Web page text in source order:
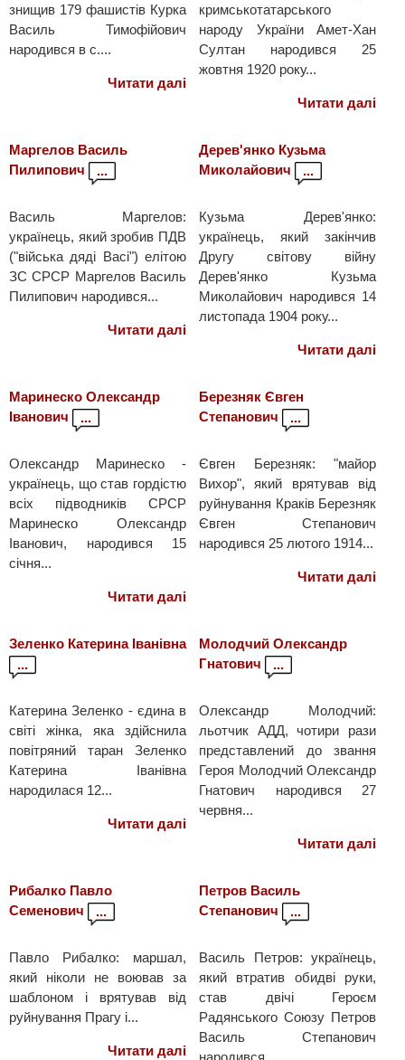
знищив 179 фашистів Курка
Василь Тимофійович
народився в с....
Читати далі
кримськотатарського
народу України Амет-Хан
Султан народився 25
жовтня 1920 року...
Читати далі
Маргелов Василь
Пилипович
...
Василь Маргелов:
українець, який зробив ПДВ
("війська дяді Васі") елітою
ЗС СРСР Маргелов Василь
Пилипович народився...
Читати далі
Дерев'янко Кузьма
Миколайович
...
Кузьма Дерев'янко:
українець, який закінчив
Другу світову війну
Дерев'янко Кузьма
Миколайович народився 14
листопада 1904 року...
Читати далі
Маринеско Олександр
Іванович
...
Олександр Маринеско -
українець, що став гордістю
всіх підводників СРСР
Маринеско Олександр
Іванович, народився 15
січня...
Читати далі
Березняк Євген
Степанович
...
Євген Березняк: "майор
Вихор", який врятував від
руйнування Краків Березняк
Євген Степанович
народився 25 лютого 1914...
Читати далі
Зеленко Катерина Іванівна
...
Катерина Зеленко - єдина в
світі жінка, яка здійснила
повітряний таран Зеленко
Катерина Іванівна
народилася 12...
Читати далі
Молодчий Олександр
Гнатович
...
Олександр Молодчий:
льотчик АДД, чотири рази
представлений до звання
Героя Молодчий Олександр
Гнатович народився 27
червня...
Читати далі
Рибалко Павло
Семенович
...
Павло Рибалко: маршал,
який ніколи не воював за
шаблоном і врятував від
руйнування Прагу і...
Читати далі
Петров Василь
Степанович
...
Василь Петров: українець,
який втратив обидві руки,
став двічі Героєм
Радянського Союзу Петров
Василь Степанович
народився...